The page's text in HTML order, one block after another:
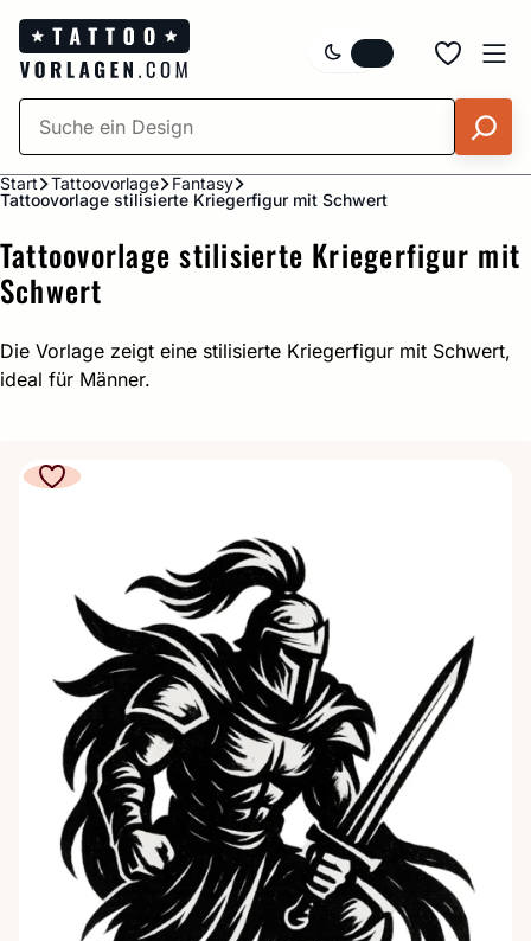
Zum
Inhalt
springen
Start Tattoovorlage
Fantasy
Tattoovorlage stilisierte Kriegerfigur mit Schwert
Tattoovorlage stilisierte Kriegerfigur mit
Schwert
Die Vorlage zeigt eine stilisierte Kriegerfigur mit Schwert,
ideal für Männer.